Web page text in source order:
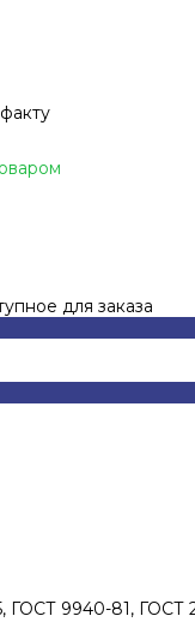
для заказа
ГОСТ 9940-81, ГОСТ